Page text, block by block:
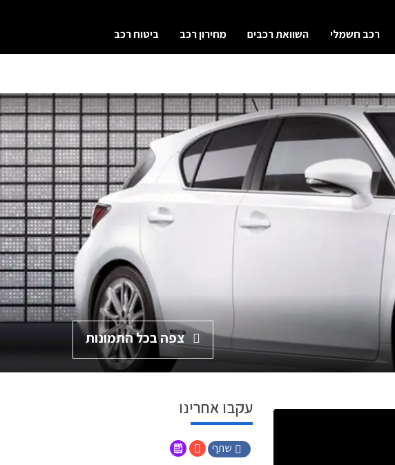
רכב חשמלי השוואת רכבים מחירון רכב ביטוח רכב
צפה בכל התמונות
עקבו אחרינו
שתף